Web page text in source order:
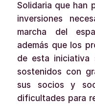
Solidaria que han
inversiones
marcha del
además que los
de esta iniciativa
sostenidos con
sus socios y
dificultades para